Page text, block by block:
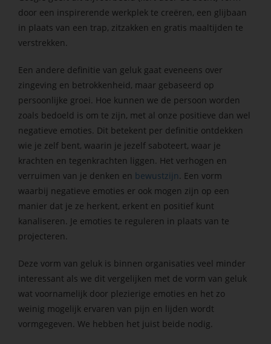
door een inspirerende werkplek te creëren, een glijbaan
in plaats van een trap, zitzakken en gratis maaltijden te
verstrekken.
Een andere definitie van geluk gaat eveneens over
zingeving en betrokkenheid, maar gebaseerd op
persoonlijke groei. Hoe kunnen we de persoon worden
zoals bedoeld is om te zijn, met al onze positieve dan wel
negatieve emoties. Dit betekent per definitie ontdekken
wie je zelf bent, waarin je jezelf saboteert, waar je
krachten en tegenkrachten liggen. Het verhogen en
verruimen van je denken en bewustzijn. Een vorm
waarbij negatieve emoties er ook mogen zijn op een
manier dat je ze herkent, erkent en positief kunt
kanaliseren. Je emoties te reguleren in plaats van te
projecteren.
Deze vorm van geluk is binnen organisaties veel minder
interessant als we dit vergelijken met de vorm van geluk
wat voornamelijk door plezierige emoties en het zo
weinig mogelijk ervaren van pijn en lijden wordt
vormgegeven. We hebben het juist beide nodig.